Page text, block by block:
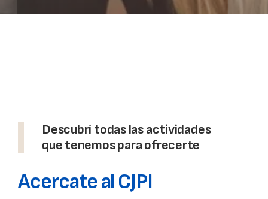
Descubrí todas las actividades
que tenemos para ofrecerte
Acercate al CJPI